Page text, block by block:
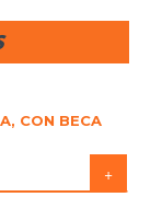
CON BECA
+